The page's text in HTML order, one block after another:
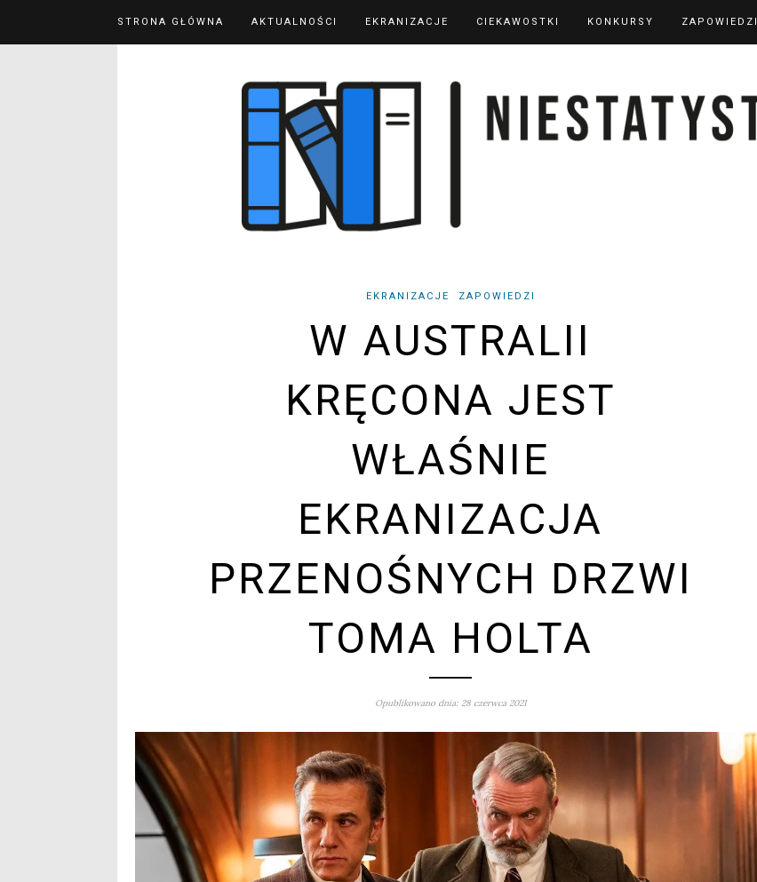
STRONA GŁÓWNA AKTUALNOŚCI EKRANIZACJE CIEKAWOSTKI KONKURSY ZAPOWIEDZI
EKRANIZACJE ZAPOWIEDZI
W AUSTRALII
KRĘCONA JEST
WŁAŚNIE
EKRANIZACJA
PRZENOŚNYCH DRZWI
TOMA HOLTA
Opublikowano dnia: 28 czerwca 2021